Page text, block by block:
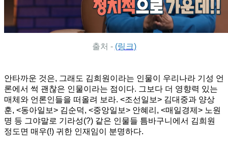
출처 - (링크)
안타까운 것은, 그래도 김희원이라는 인물이 우리나라 기성 언
론에서 썩 괜찮은 인물이라는 점이다. 그보다 더 영향력 있는
매체와 언론인들을 떠올려 보라. <조선일보> 김대중과 양상
훈, <동아일보> 김순덕, <중앙일보> 안혜리, <매일경제> 노원
명 등 그야말로 기라성(?) 같은 인물들 틈바구니에서 김희원
정도면 매우(!) 귀한 인재임이 분명하다.